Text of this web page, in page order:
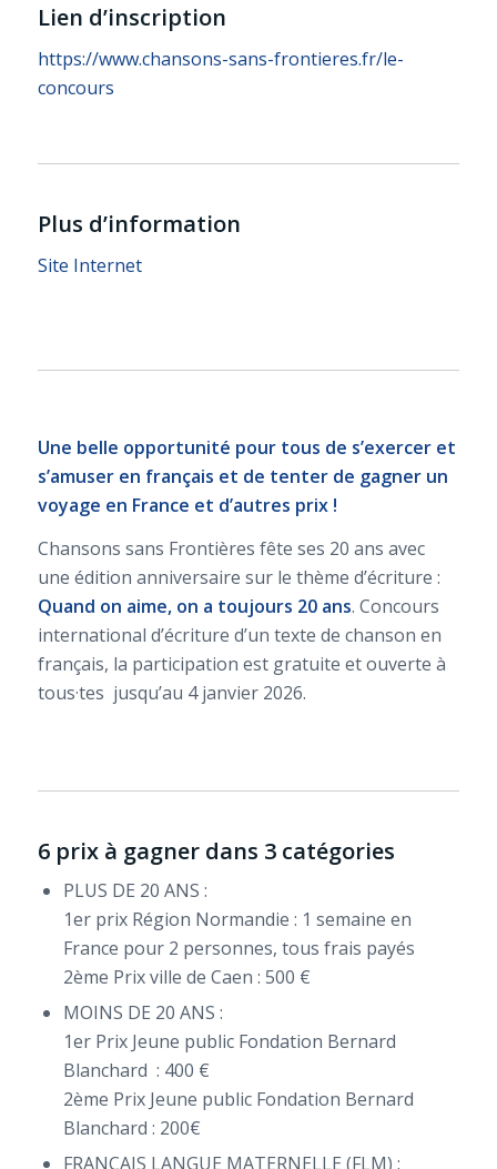
Lien d’inscription
https://www.chansons-sans-frontieres.fr/le-
concours
Plus d’information
Site Internet
Une belle opportunité pour tous de s’exercer et
s’amuser en français et de tenter de gagner un
voyage en France et d’autres prix !
Chansons sans Frontières fête ses 20 ans avec
une édition anniversaire sur le thème d’écriture :
Quand on aime, on a toujours 20 ans. Concours
international d’écriture d’un texte de chanson en
français, la participation est gratuite et ouverte à
tous·tes jusqu’au 4 janvier 2026.
6 prix à gagner dans 3 catégories
PLUS DE 20 ANS :
1er prix Région Normandie : 1 semaine en
France pour 2 personnes, tous frais payés
2ème Prix ville de Caen : 500 €
MOINS DE 20 ANS :
1er Prix Jeune public Fondation Bernard
Blanchard : 400 €
2ème Prix Jeune public Fondation Bernard
Blanchard : 200€
FRANÇAIS LANGUE MATERNELLE (FLM) :